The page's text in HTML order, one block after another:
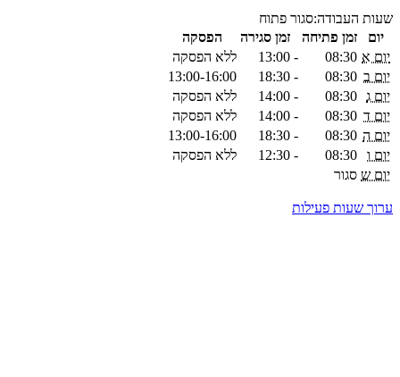
שעות העבודה:סגור פתוח
יום
זמן פתיחה זמן סגירה
הפסקה
יום א 08:30
-
13:00
ללא הפסקה
יום ב 08:30
-
18:30
13:00-16:00
יום ג 08:30
-
14:00
ללא הפסקה
יום ד 08:30
-
14:00
ללא הפסקה
יום ה 08:30
-
18:30
13:00-16:00
יום ו
08:30
-
12:30
ללא הפסקה
יום ש סגור
ערוך שעות פעילות